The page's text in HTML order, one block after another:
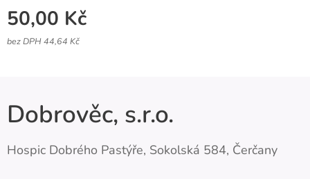
50,00 Kč
bez DPH 44,64 Kč
Dobrověc, s.r.o.
Hospic Dobrého Pastýře, Sokolská 584, Čerčany